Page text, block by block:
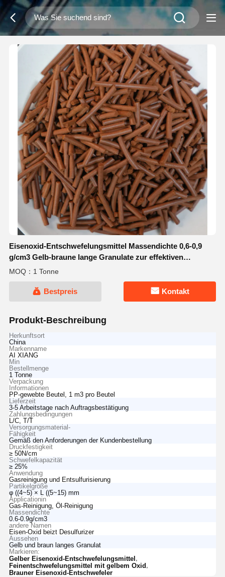
Eisenoxid-Entschwefelungsmittel Massendichte 0,6-0,9
g/cm3 Gelb-braune lange Granulate zur effektiven
Schwefelentfernung in Gasströmen
MOQ：1 Tonne
Bestpreis Kontakt
Produkt-Beschreibung
Herkunftsort
China
Markenname
AI XIANG
Min
Bestellmenge
1 Tonne
Verpackung
Informationen
PP-gewebte Beutel, 1 m3 pro Beutel
Lieferzeit
3-5 Arbeitstage nach Auftragsbestätigung
Zahlungsbedingungen
L/C, T/T
Versorgungsmaterial-
Fähigkeit
Gemäß den Anforderungen der Kundenbestellung
Druckfestigkeit
≥ 50N/cm
Schwefelkapazität
≥ 25%
Anwendung
Gasreinigung und Entsulfurisierung
Partikelgröße
φ ((4~5) × L ((5~15) mm
Applicationin
Gas-Reinigung, Öl-Reinigung
Massendichte
0.6-0.9g/cm3
andere Namen
Eisen-Oxid beizt Desulfurizer
Aussehen
Gelb und braun langes Granulat
Markieren:
Gelber Eisenoxid-Entschwefelungsmittel
Feinentschwefelungsmittel mit gelbem Oxid
Brauner Eisenoxid-Entschwefeler